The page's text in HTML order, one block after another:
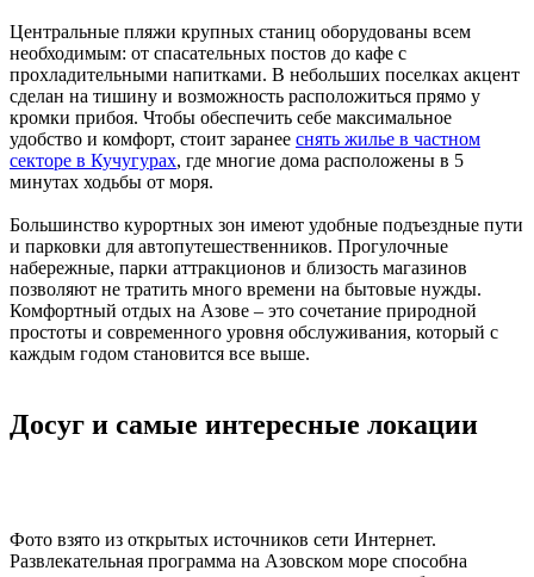
Центральные пляжи крупных станиц оборудованы всем
необходимым: от спасательных постов до кафе с
прохладительными напитками. В небольших поселках акцент
сделан на тишину и возможность расположиться прямо у
кромки прибоя. Чтобы обеспечить себе максимальное
удобство и комфорт, стоит заранее снять жилье в частном
секторе в Кучугурах, где многие дома расположены в 5
минутах ходьбы от моря.
Большинство курортных зон имеют удобные подъездные пути
и парковки для автопутешественников. Прогулочные
набережные, парки аттракционов и близость магазинов
позволяют не тратить много времени на бытовые нужды.
Комфортный отдых на Азове – это сочетание природной
простоты и современного уровня обслуживания, который с
каждым годом становится все выше.
Досуг и самые интересные локации
Фото взято из открытых источников сети Интернет.
Развлекательная программа на Азовском море способна